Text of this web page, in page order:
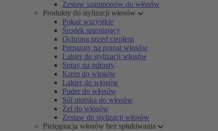
Zestaw szamponów do włosów
Produkty do stylizacji włosów
Pokaż wszystkie
Środek spieniający
Ochrona przed ciepłem
Preparaty na porost włosów
Lakier do stylizacji włosów
Spray na odrosty
Krem do włosów
Lakier do włosów
Puder do włosów
Sól morska do włosów
Żel do włosów
Zestaw do stylizacji włosów
Pielęgnacja włosów bez spłukiwania